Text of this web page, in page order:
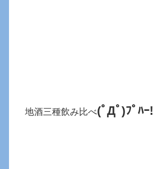
地酒三種飲み比べ(ﾟДﾟ)ﾌﾟﾊｰ!